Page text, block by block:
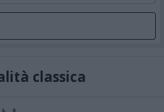
classica